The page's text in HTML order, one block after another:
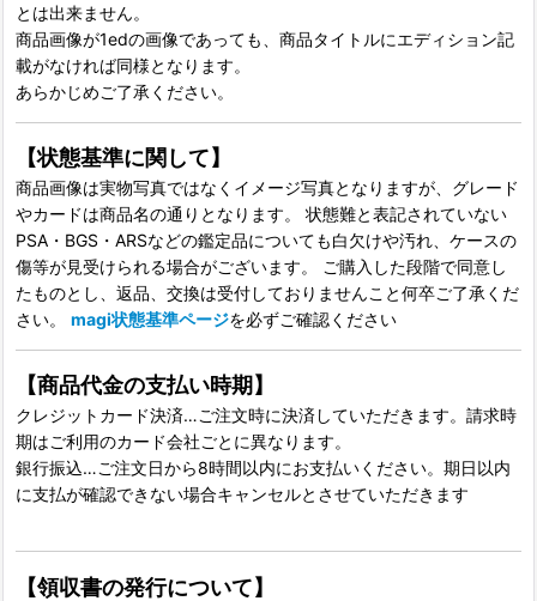
とは出来ません。
商品画像が1edの画像であっても、商品タイトルにエディション記
載がなければ同様となります。
あらかじめご了承ください。
【状態基準に関して】
商品画像は実物写真ではなくイメージ写真となりますが、グレード
やカードは商品名の通りとなります。 状態難と表記されていない
PSA・BGS・ARSなどの鑑定品についても白欠けや汚れ、ケースの
傷等が見受けられる場合がございます。 ご購入した段階で同意し
たものとし、返品、交換は受付しておりませんこと何卒ご了承くだ
さい。 magi状態基準ページを必ずご確認ください
【商品代金の支払い時期】
クレジットカード決済…ご注文時に決済していただきます。請求時
期はご利用のカード会社ごとに異なります。
銀行振込…ご注文日から8時間以内にお支払いください。期日以内
に支払が確認できない場合キャンセルとさせていただきます
【領収書の発行について】